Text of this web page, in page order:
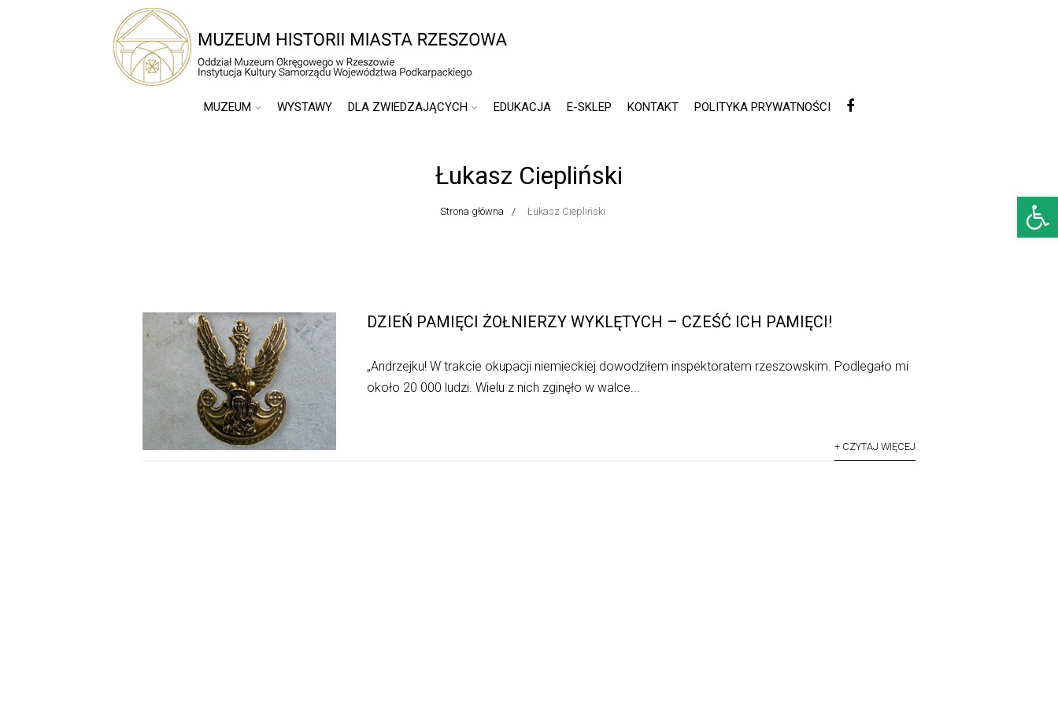
MUZEUM WYSTAWY DLA ZWIEDZAJĄCYCH EDUKACJA E-SKLEP KONTAKT POLITYKA PRYWATNOŚCI
Łukasz Ciepliński
Strona główna Łukasz Ciepliński
DZIEŃ PAMIĘCI ŻOŁNIERZY WYKLĘTYCH – CZEŚĆ ICH PAMIĘCI!
„Andrzejku! W trakcie okupacji niemieckiej dowodziłem inspektoratem rzeszowskim. Podlegało mi
około 20 000 ludzi. Wielu z nich zginęło w walce...
+ CZYTAJ WIĘCEJ